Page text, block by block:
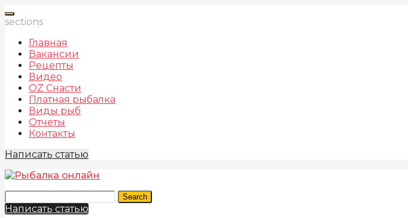
sections
Главная
Вакансии
Рецепты
Видео
OZ Снасти
Платная рыбалка
Виды рыб
Отчеты
Контакты
Написать статью
Search
Написать статью